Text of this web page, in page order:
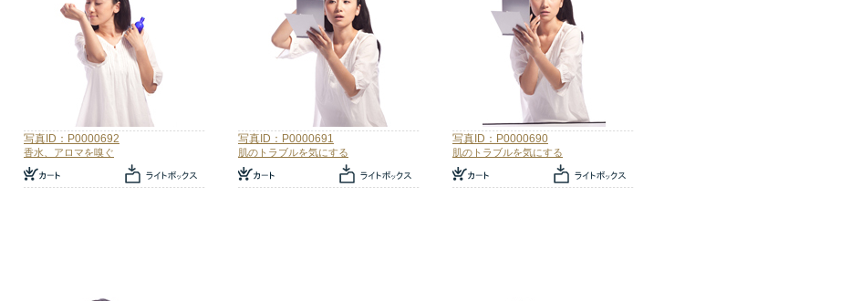
写真ID：P0000692
香水、アロマを嗅ぐ
写真ID：P0000691
肌のトラブルを気にする
写真ID：P0000690
肌のトラブルを気にする